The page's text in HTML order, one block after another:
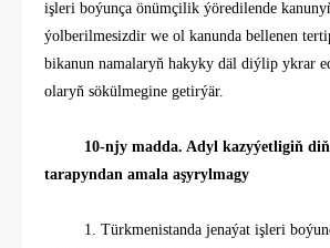
işleri boýunça önümçilik ýöredilende
ýolberilmesizdir we ol kanunda bellenen
bikanun namalaryň hakyky däl diýlip ykrar
olaryň sökülmegine getirýär.
10-njy madda. Adyl kazyýetligiň
tarapyndan amala aşyrylmagy
1. Türkmenistanda jenaýat işleri